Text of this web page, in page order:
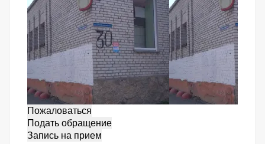
Пожаловаться
Подать обращение
Запись на прием